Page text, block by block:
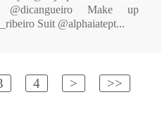
@dicangueiro Make up
Suit @alphaiatept...
4 > >>